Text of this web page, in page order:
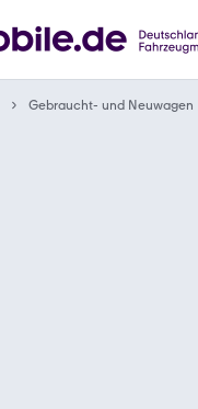
Gebraucht- und Neuwagen